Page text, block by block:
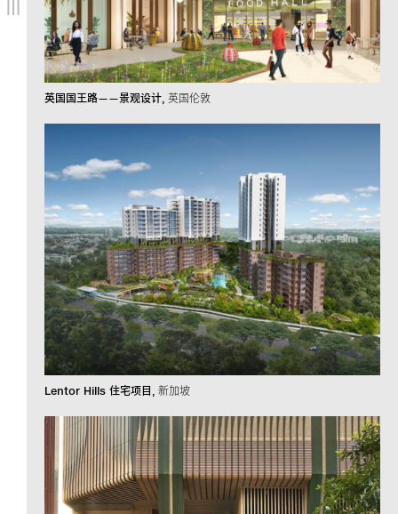
英国国王路——景观设计 英国伦敦
Lentor Hills 住宅项目 新加坡